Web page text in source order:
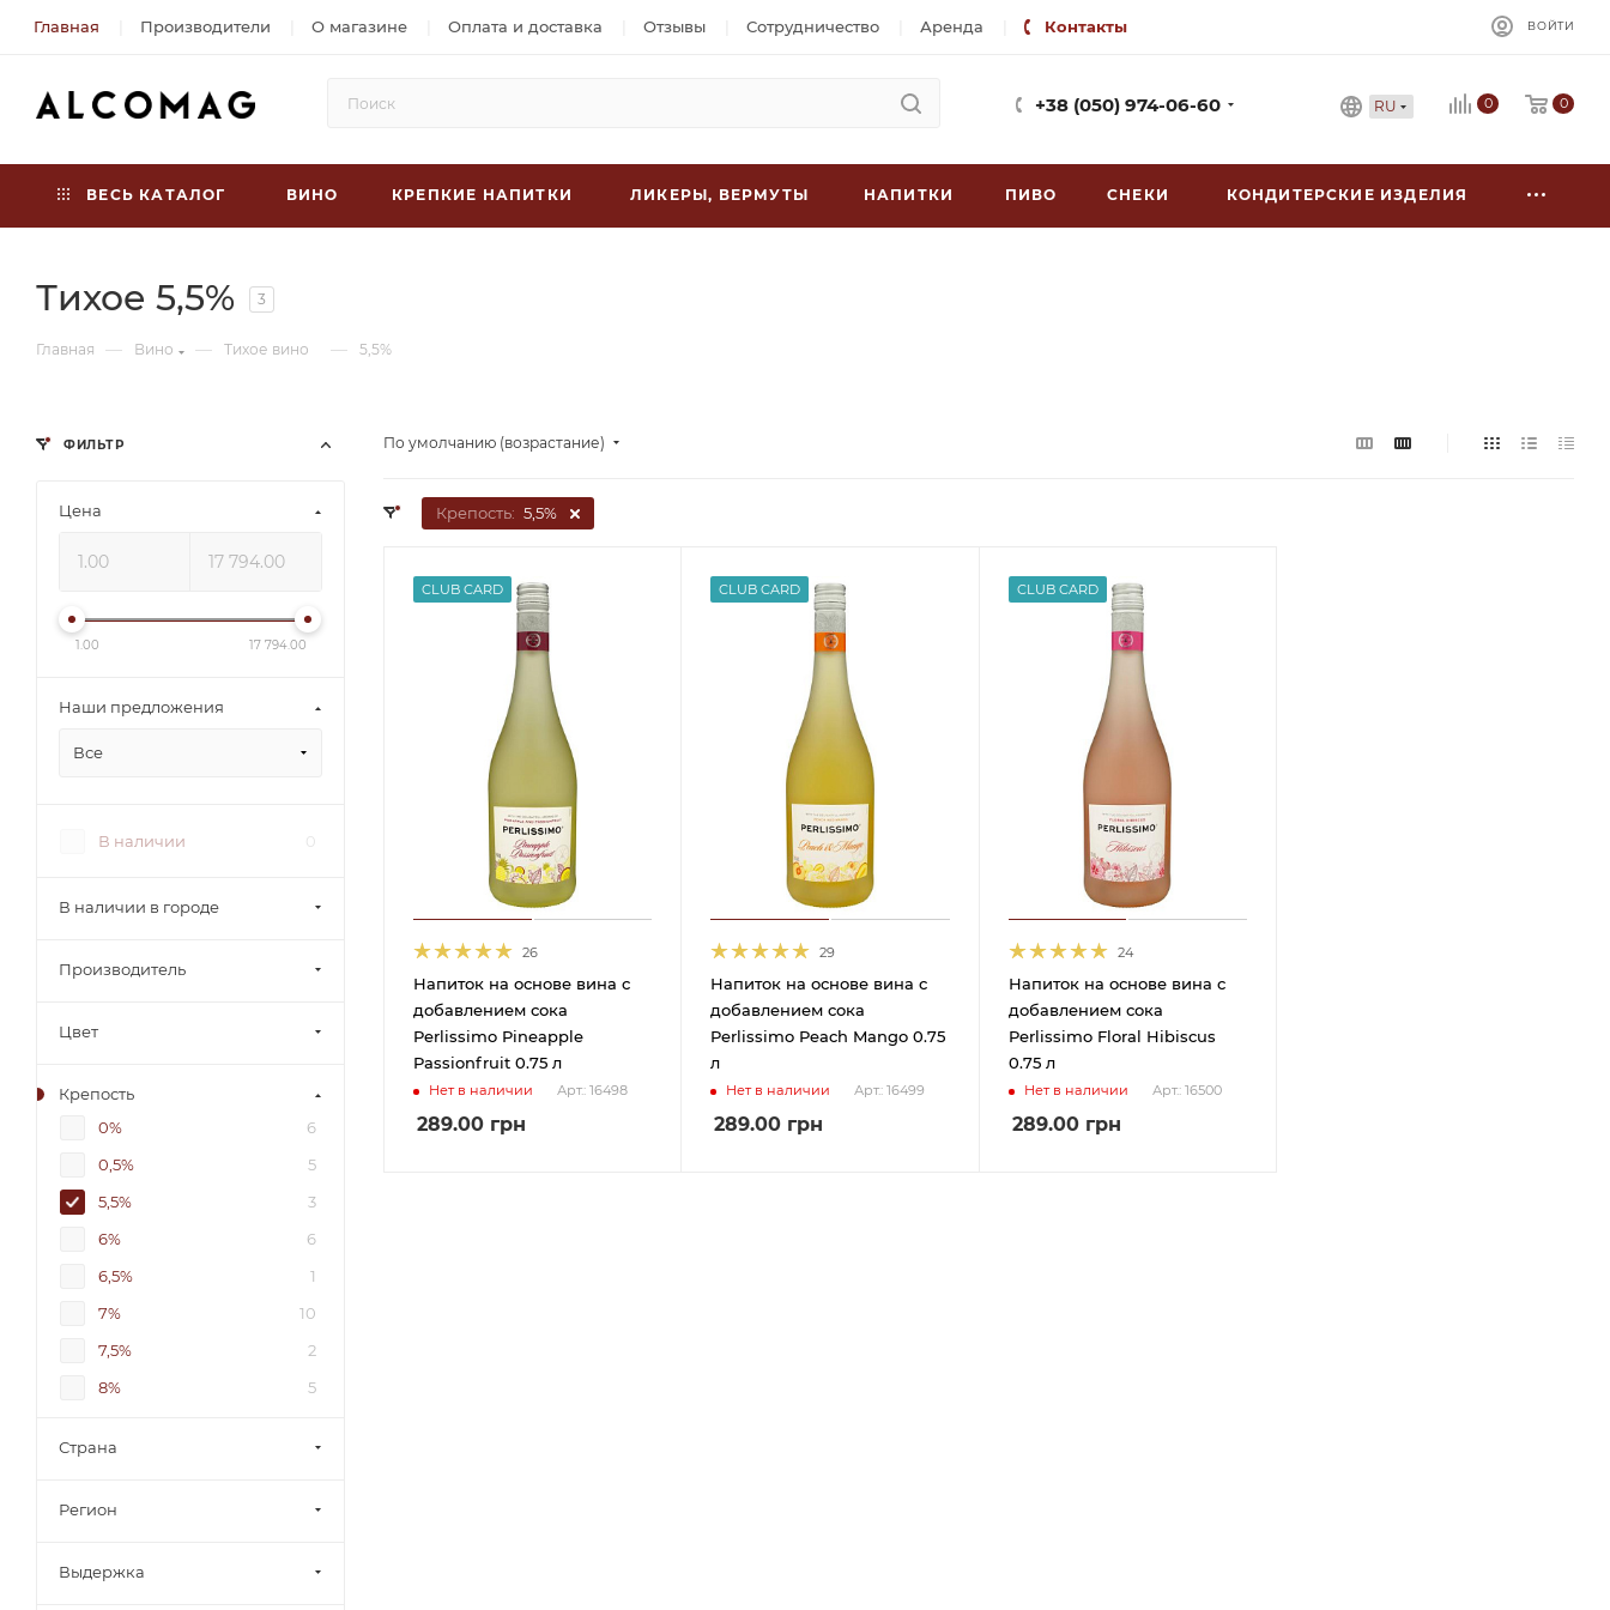
Главная Производители О магазине Оплата и доставка Отзывы Сотрудничество Аренда Контакты ВОЙТИ
+38 (050) 974-06-60 RU 0 0
ВЕСЬ КАТАЛОГ ВИНО КРЕПКИЕ НАПИТКИ ЛИКЕРЫ, ВЕРМУТЫ НАПИТКИ ПИВО СНЕКИ КОНДИТЕРСКИЕ ИЗДЕЛИЯ
Тихое 5,5% 3
Главная — Вино — Тихое вино — 5,5%
По умолчанию (возрастание)
Крепость: 5,5%
CLUB CARD
26
Напиток на основе вина с
добавлением сока
Perlissimo Pineapple
Passionfruit 0.75 л
Нет в наличии Арт.: 16498
289.00 грн
CLUB CARD
29
Напиток на основе вина с
добавлением сока
Perlissimo Peach Mango 0.75
л
Нет в наличии Арт.: 16499
289.00 грн
CLUB CARD
24
Напиток на основе вина с
добавлением сока
Perlissimo Floral Hibiscus
0.75 л
Нет в наличии Арт.: 16500
289.00грн
ФИЛЬТР
Цена
1.00 17 794.00
Наши предложения
Все
В наличии 0
В наличии в городе
Производитель
Цвет
Крепость
0%
6
0,5%
5
5,5%
3
6%
6
6,5%
1
7%
10
7,5%
2
8%
5
9-14%
1
Страна
Регион
Выдержка